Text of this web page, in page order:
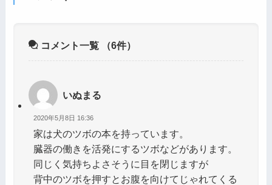
コメント一覧 （6件）
いぬまる
2020年5月8日 16:36
家は犬のツボの本を持っています。
臓器の働きを活発にするツボなどがあります。
同じく気持ちよさそうに目を閉じますが
背中のツボを押すとお腹を向けてじゃれてくる